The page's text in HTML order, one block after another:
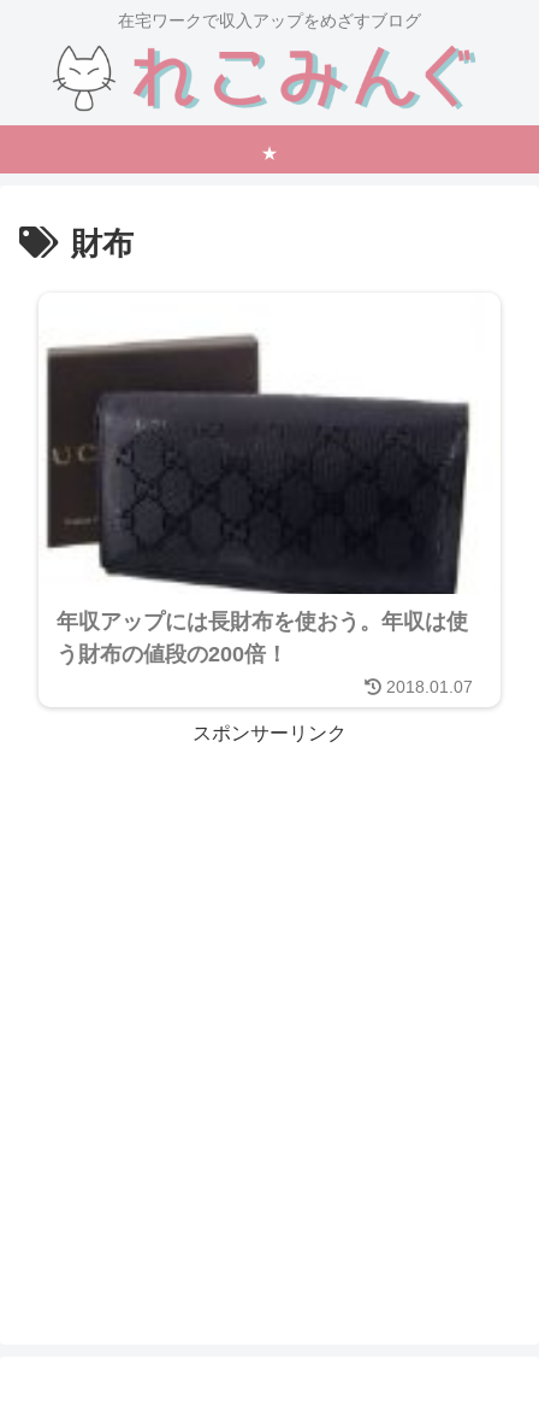
在宅ワークで収入アップをめざすブログ
★
財布
年収アップには長財布を使おう。年収は使
う財布の値段の200倍！
2018.01.07
スポンサーリンク